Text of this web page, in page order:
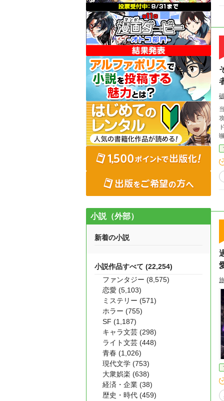
攻
小説（外部）
新着の小説
小説作品すべて (22,254)
ファンタジー (8,575)
恋愛 (5,103)
ミステリー (571)
ホラー (755)
SF (1,187)
キャラ文芸 (298)
ライト文芸 (448)
青春 (1,026)
現代文学 (753)
大衆娯楽 (638)
経済・企業 (38)
歴史・時代 (459)